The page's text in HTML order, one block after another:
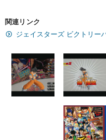
関連リンク
ジェイスターズ ビクトリー